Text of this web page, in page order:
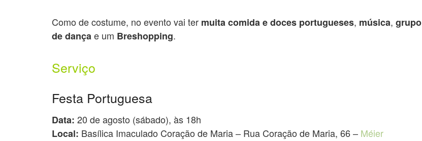
Como de costume, no evento vai ter muita comida e doces portugueses, música, grupo
de dançae um Breshopping.
Serviço
Festa Portuguesa
Data: 20 de agosto (sábado), às 18h
Local: Basílica Imaculado Coração de Maria – Rua Coração de Maria, 66 – Méier